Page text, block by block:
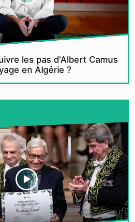
les pas d'Albert Camus
en Algérie ?